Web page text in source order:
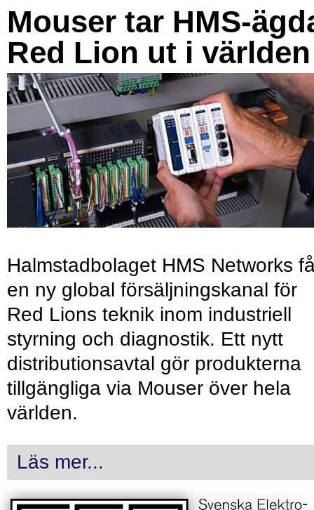
Mouser tar HMS-
Red Lion ut i världen
Halmstadbolaget HMS Networks
en ny global försäljningskanal för
Red Lions teknik inom industriell
styrning och diagnostik. Ett nytt
distributionsavtal gör produkterna
tillgängliga via Mouser över hela
världen.
Läs mer...